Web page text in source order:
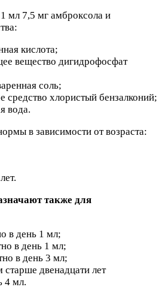
мл 7,5 мг амброксола и
кислота;
вещество дигидрофосфат
соль;
средство хлористый бензалконий;
вода.
в зависимости от возраста:
также для
в день 1 мл;
в день 1 мл;
в день 3 мл;
двенадцати лет
4 мл.